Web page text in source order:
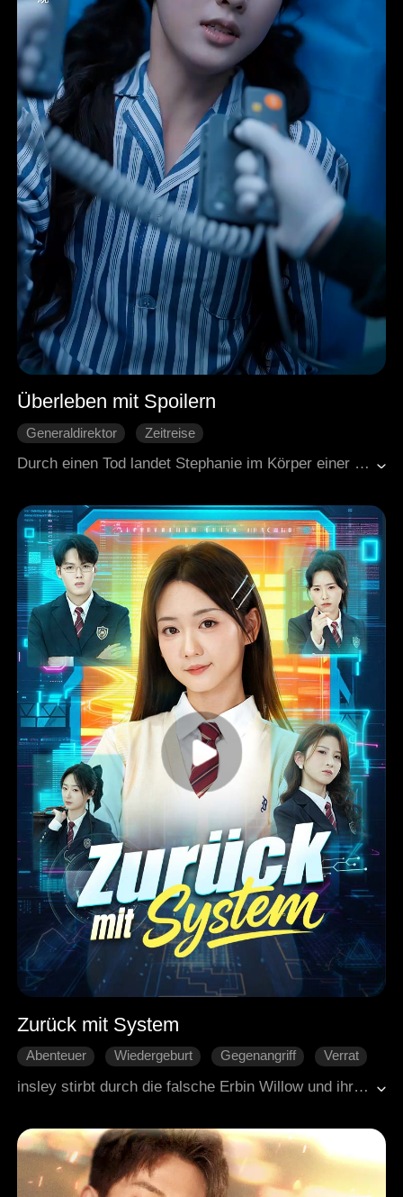
Überleben mit Spoilern
Generaldirektor
Zeitreise
Gegenangriff
Durch einen Tod landet Stephanie im Körper einer Romanfigur mit Ablaufdatum. Ihr einziger Vorteil: Sie weiß, wie die Story ausgeht. Um nicht im 50. Kapitel zu sterben, verbündet sie sich mit Saul, dem Bösewicht. Er nutzt sie als Heilmittel gegen seinen Schmerz. Sie nutzt ihn als Schutz vor dem Helden des Buches. Gemeinsam entreißen sie dem Skript sein Ende und schreiben ein neues.
Zurück mit System
Abenteuer Wiedergeburt Gegenangriff
Verrat
insley stirbt durch die falsche Erbin Willow und ihren Freund. Kurz vor ihrem Tod erfährt sie, dass sie selbst die wahre Erbin ist. Dann wacht sie wieder auf und bekommt ein System. Damit räumt sie Willows Konto leer, stiehlt ihre Geheimnisse und besiegt alle Feinde. Bei Auktionen, Banketten, überall dreht Kinsley den Spieß um. Am Ende kommt raus: Willows Mutter, das Kindermädchen, hat die beiden Babys vertauscht. Kinsley holt sich zurück, was ihr gehört und jeder, der ihr wehtat, bekommt seine Strafe.